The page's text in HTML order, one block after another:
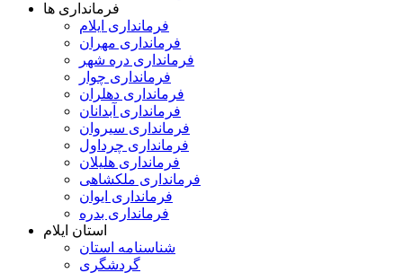
فرمانداری ها
فرمانداری ایلام
فرمانداری مهران
فرمانداری دره شهر
فرمانداری چوار
فرمانداری دهلران
فرمانداری آبدانان
فرمانداری سیروان
فرمانداری چرداول
فرمانداری هلیلان
فرمانداری ملکشاهی
فرمانداری ایوان
فرمانداری بدره
استان ایلام
شناسنامه استان
گردشگری